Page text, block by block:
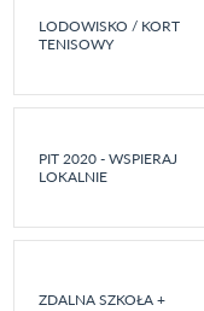
LODOWISKO / KORT
TENISOWY
PIT 2020 - WSPIERAJ
LOKALNIE
ZDALNA SZKOŁA +